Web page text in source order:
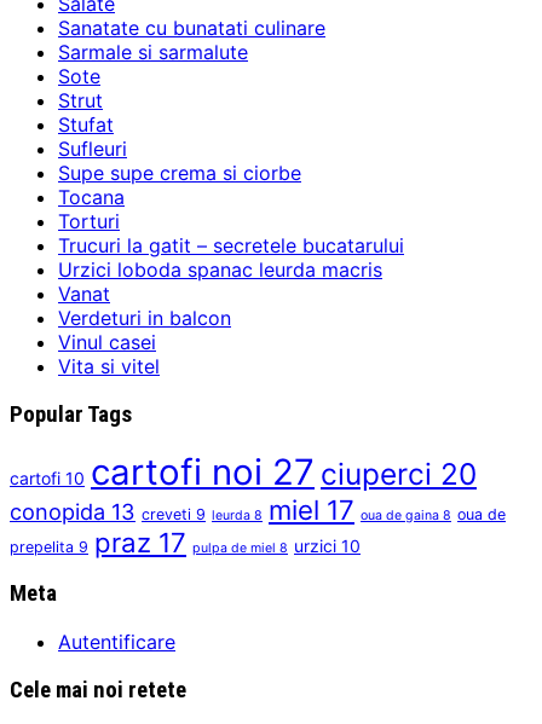
Sanatate cu bunatati culinare
Sarmale si sarmalute
Sote
Strut
Stufat
Sufleuri
Supe supe crema si ciorbe
Tocana
Torturi
Trucuri la gatit – secretele bucatarului
Urzici loboda spanac leurda macris
Vanat
Verdeturi in balcon
Vinul casei
Vita si vitel
Popular Tags
cartofi 10 cartofi noi 27 ciuperci 20
conopida 13 creveti 9 leurda 8 miel 17 oua de gaina 8 oua de
prepelita 9 praz 17 pulpa de miel 8 urzici 10
Meta
Autentificare
Cele mai noi retete